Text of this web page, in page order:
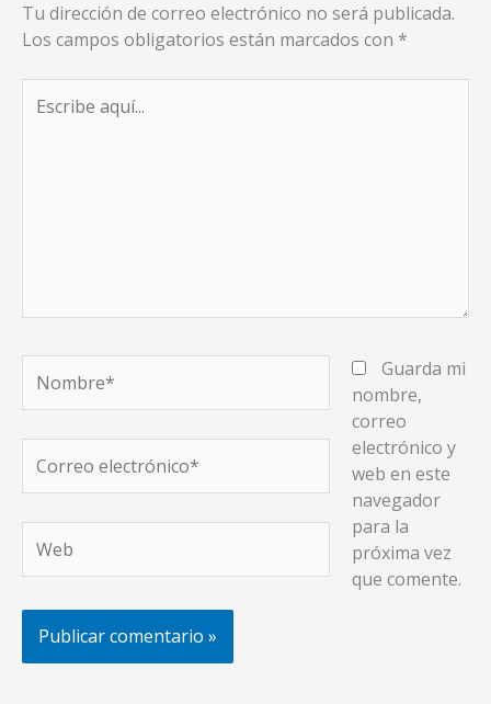
Tu dirección de correo electrónico no será publicada.
Los campos obligatorios están marcados con *
aquí...
electrónico*
Guarda mi
nombre,
correo
electrónico y
web en este
navegador
para la
próxima vez
que comente.